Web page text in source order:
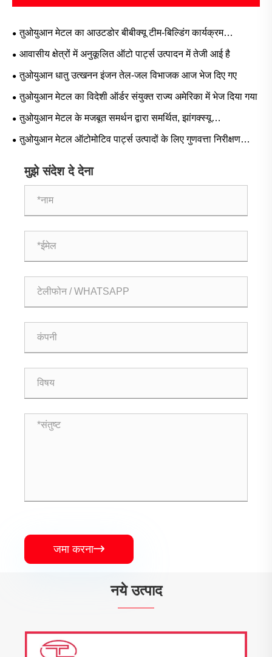
तुओयुआन मेटल का आउटडोर बीबीक्यू टीम-बिल्डिंग कार्यक्रम
सफलतापूर्वक संपन्न हुआ
आवासीय क्षेत्रों में अनुकूलित ऑटो पार्ट्स उत्पादन में तेजी आई है
तुओयुआन धातु उत्खनन इंजन तेल-जल विभाजक आज भेज दिए गए
तुओयुआन मेटल का विदेशी ऑर्डर संयुक्त राज्य अमेरिका में भेज दिया गया
तुओयुआन मेटल के मजबूत समर्थन द्वारा समर्थित, झांगक्स्यू
मोटरसाइकिलें ट्रैक पर दौड़ती हैं
तुओयुआन मेटल ऑटोमोटिव पार्ट्स उत्पादों के लिए गुणवत्ता निरीक्षण
मुझे संदेश दे देना
जमा करना
नये उत्पाद